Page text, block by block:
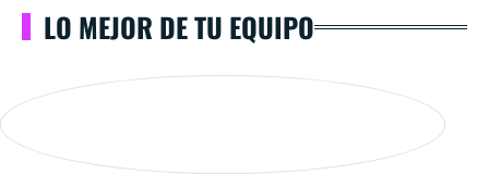
LO MEJOR DE TU EQUIPO